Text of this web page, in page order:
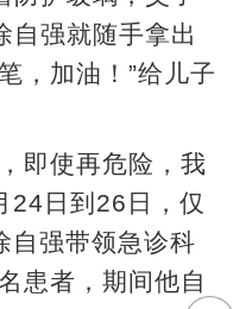
自强就随手拿出
，加油！”给儿子
使再危险，我
24日到26日，仅
自强带领急诊科
患者，期间他自